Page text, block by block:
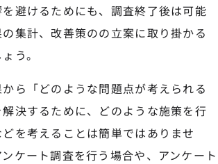
避けるためにも、調査終了後は可能
集計、改善策のの立案に取り掛かる
う。
ら「どのような問題点が考えられる
決するために、どのような施策を行
を考えることは簡単ではありませ
ケート調査を行う場合や、アンケート